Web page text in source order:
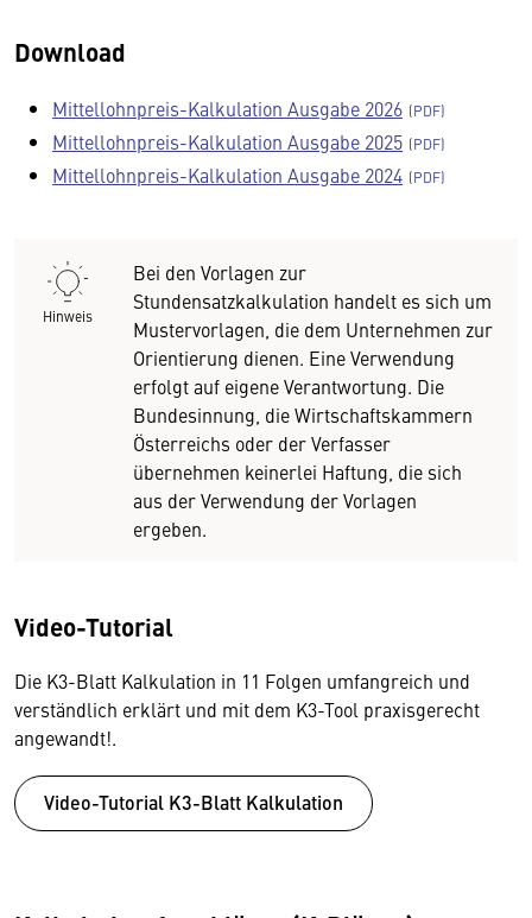
Download
Mittellohnpreis-Kalkulation Ausgabe 2026
Mittellohnpreis-Kalkulation Ausgabe 2025
Mittellohnpreis-Kalkulation Ausgabe 2024
Hinweis
Bei den Vorlagen zur
Stundensatzkalkulation handelt es sich um
Mustervorlagen, die dem Unternehmen zur
Orientierung dienen. Eine Verwendung
erfolgt auf eigene Verantwortung. Die
Bundesinnung, die Wirtschaftskammern
Österreichs oder der Verfasser
übernehmen keinerlei Haftung, die sich
aus der Verwendung der Vorlagen
ergeben.
Video-Tutorial
Die K3-Blatt Kalkulation in 11 Folgen umfangreich und
verständlich erklärt und mit dem K3-Tool praxisgerecht
angewandt!.
Video-Tutorial K3-Blatt Kalkulation